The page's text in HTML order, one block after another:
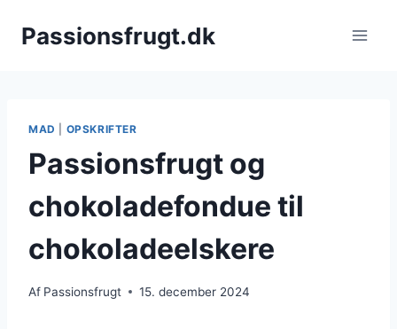
Passionsfrugt.dk
MAD OPSKRIFTER
Passionsfrugt og
chokoladefondue til
chokoladeelskere
Af Passionsfrugt 15. december 2024